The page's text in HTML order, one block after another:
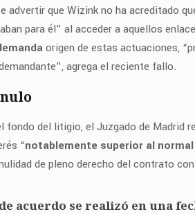
advertir que Wizink no ha acreditado
para él” al acceder a aquellos
origen de estas actuaciones,
agrega el reciente fallo.
fondo del litigio, el Juzgado de
“notablemente superior al
de pleno derecho del contrato
acuerdo se realizó en una